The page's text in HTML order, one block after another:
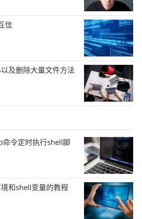
信
及删除大量文件方法
令定时执行shell脚
和shell变量的教程